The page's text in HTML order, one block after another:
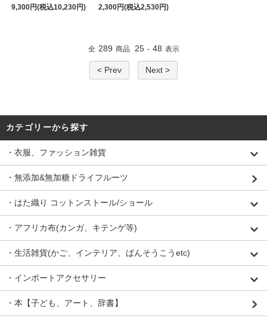
9,300円(税込10,230円)
2,300円(税込2,530円)
全 289 商品 25 - 48 表示
< Prev Next >
カテゴリーから探す
・衣服、ファッション雑貨
・無添加&無加糖ドライフルーツ
・はた織り コットンストール/ショール
・アフリカ布(カンガ、キテンゲ等)
・生活雑貨(かご、インテリア、ばんそうこうetc)
・インポートアクセサリー
・本【子ども、アート、辞書】